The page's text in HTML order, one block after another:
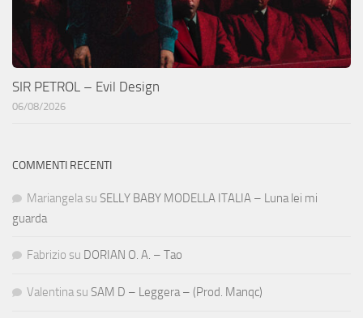
SIR PETROL – Evil Design
06/08/2026
COMMENTI RECENTI
Mariangela su SELLY BABY MODELLA ITALIA – Luna lei mi
guarda
Fabrizio su DORIAN O. A. – Tao
Valentina su SAM D – Leggera – (Prod. Manqc)